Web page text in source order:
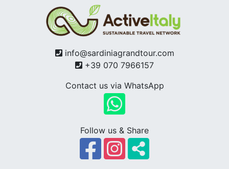
info@sardiniagrandtour.com
+39 070 7966157
Contact us via WhatsApp
Follow us & Share